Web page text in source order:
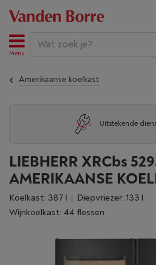
Menu
Amerikaanse koelkast
Uitstekende
LIEBHERR XRCbs
AMERIKAANSE
Koelkast: 387 l
Diepvriezer: 133 l
Wijnkoelkast: 44 flessen